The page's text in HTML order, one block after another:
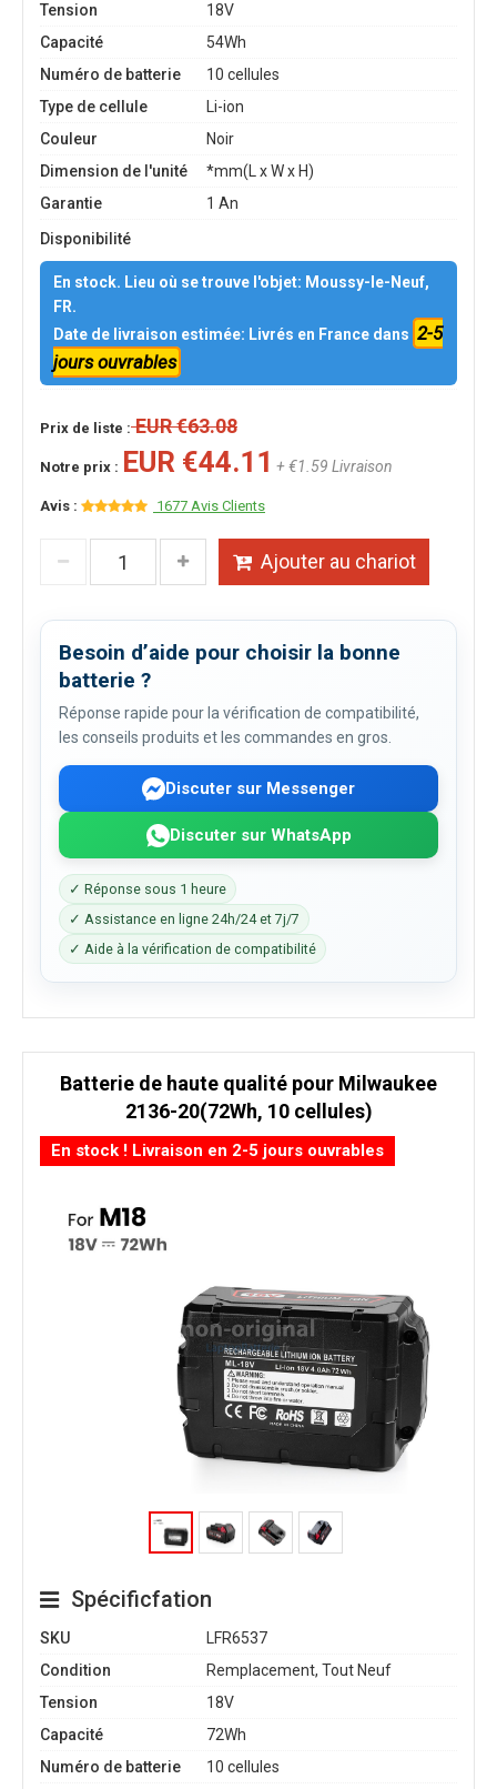
Tension
18V
Capacité
54Wh
Numéro de batterie
10 cellules
Type de cellule
Li-ion
Couleur
Noir
Dimension de l'unité
*mm(L x W x H)
Garantie
1 An
Disponibilité
En stock. Lieu où se trouve l'objet: Moussy-le-Neuf,
FR.
Date de livraison estimée: Livrés en France dans 2-5
jours ouvrables
Prix de liste :EUR €63.08
Notre prix : EUR €44.11 + €1.59 Livraison
Avis : 1677 Avis Clients
Ajouter au chariot
Besoin d’aide pour choisir la bonne
batterie ?
Réponse rapide pour la vérification de compatibilité,
les conseils produits et les commandes en gros.
Discuter sur Messenger
Discuter sur WhatsApp
✓ Réponse sous 1 heure
✓ Assistance en ligne 24h/24 et 7j/7
✓ Aide à la vérification de compatibilité
Batterie de haute qualité pour Milwaukee
2136-20(72Wh, 10 cellules)
En stock ! Livraison en 2-5 jours ouvrables
Spécificfation
SKU
LFR6537
Condition
Remplacement, Tout Neuf
Tension
18V
Capacité
72Wh
Numéro de batterie
10 cellules